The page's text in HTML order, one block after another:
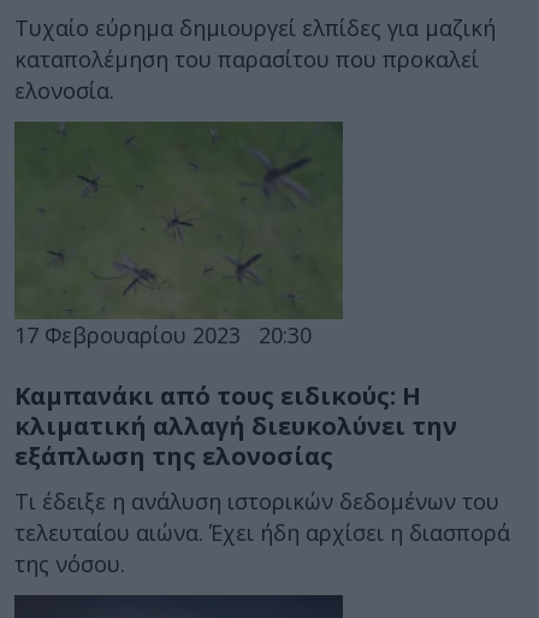
Τυχαίο εύρημα δημιουργεί ελπίδες για μαζική
καταπολέμηση του παρασίτου που προκαλεί
ελονοσία.
17 Φεβρουαρίου 2023 20:30
Καμπανάκι από τους ειδικούς: Η
κλιματική αλλαγή διευκολύνει την
εξάπλωση της ελονοσίας
Τι έδειξε η ανάλυση ιστορικών δεδομένων του
τελευταίου αιώνα. Έχει ήδη αρχίσει η διασπορά
της νόσου.